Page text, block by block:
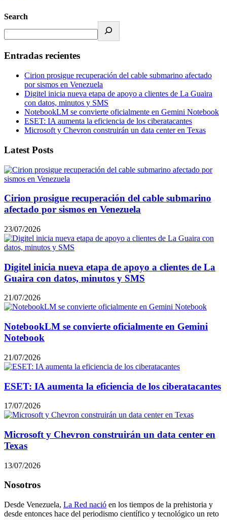
Search
Entradas recientes
Cirion prosigue recuperación del cable submarino afectado
por sismos en Venezuela
Digitel inicia nueva etapa de apoyo a clientes de La Guaira
con datos, minutos y SMS
NotebookLM se convierte oficialmente en Gemini Notebook
ESET: IA aumenta la eficiencia de los ciberatacantes
Microsoft y Chevron construirán un data center en Texas
Latest Posts
Cirion prosigue recuperación del cable submarino
afectado por sismos en Venezuela
23/07/2026
Digitel inicia nueva etapa de apoyo a clientes de La
Guaira con datos, minutos y SMS
21/07/2026
NotebookLM se convierte oficialmente en Gemini
Notebook
21/07/2026
ESET: IA aumenta la eficiencia de los ciberatacantes
17/07/2026
Microsoft y Chevron construirán un data center en
Texas
13/07/2026
Nosotros
Desde Venezuela, La Red nació en los tiempos de la prehistoria y
desde entonces hace del periodismo científico y tecnológico un reto